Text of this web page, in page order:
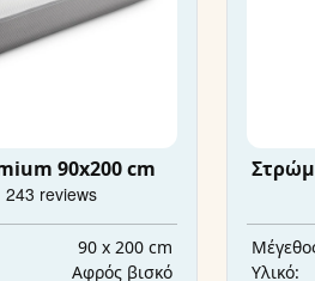
90x200 cm
90 x 200 cm
Αφρός βισκό
Υλικό: